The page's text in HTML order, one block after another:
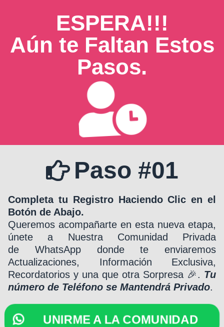
ESPERA!!!
Aún te Faltan Estos
Pasos.
Paso #01
Completa tu Registro Haciendo Clic en el
Botón de Abajo.
Queremos acompañarte en esta nueva etapa,
únete a Nuestra Comunidad Privada
de WhatsApp donde te enviaremos
Actualizaciones, Información Exclusiva,
Recordatorios y una que otra Sorpresa 🎉. Tu
número de Teléfono se Mantendrá Privado.
UNIRME A LA COMUNIDAD